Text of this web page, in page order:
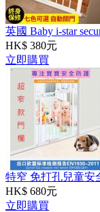
英國 Baby i-star
HK$ 380元
立即購買
特窄 免打孔兒童安
HK$ 680元
立即購買